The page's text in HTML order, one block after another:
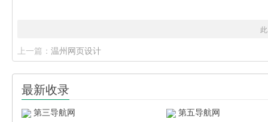
上一篇： 温州网页设计
最新收录
第三导航网
第五导航网